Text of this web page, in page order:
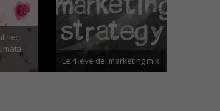
Le 4 leve del marketing mix